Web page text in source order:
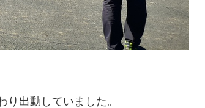
出動していました。